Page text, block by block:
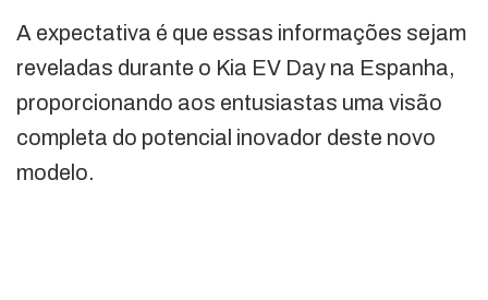
A expectativa é que essas informações sejam
reveladas durante o Kia EV Day na Espanha,
proporcionando aos entusiastas uma visão
completa do potencial inovador deste novo
modelo.